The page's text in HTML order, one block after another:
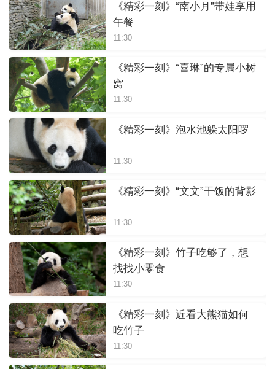
《精彩一刻》“南小月”带娃享用
午餐
11:30
《精彩一刻》“喜琳”的专属小树
窝
11:30
《精彩一刻》泡水池躲太阳啰
11:30
《精彩一刻》“文文”干饭的背影
11:30
《精彩一刻》竹子吃够了，想
找找小零食
11:30
《精彩一刻》近看大熊猫如何
吃竹子
11:30